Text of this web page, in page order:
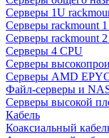
Серверы 1U
Серверы rackmount
Серверы rackmount
Серверы 4 CPU
Серверы
Серверы AMD
Файл-серверы и
Серверы высокой
Кабель
Коаксиальный